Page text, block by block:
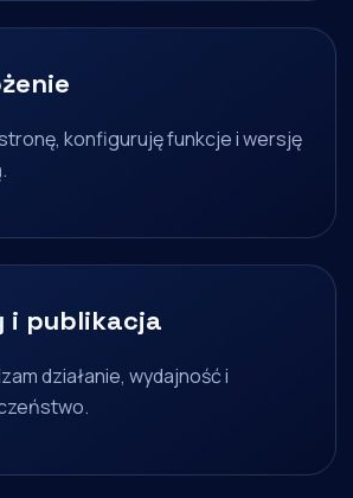
konfiguruję funkcje i wersję
i publikacja
działanie, wydajność i